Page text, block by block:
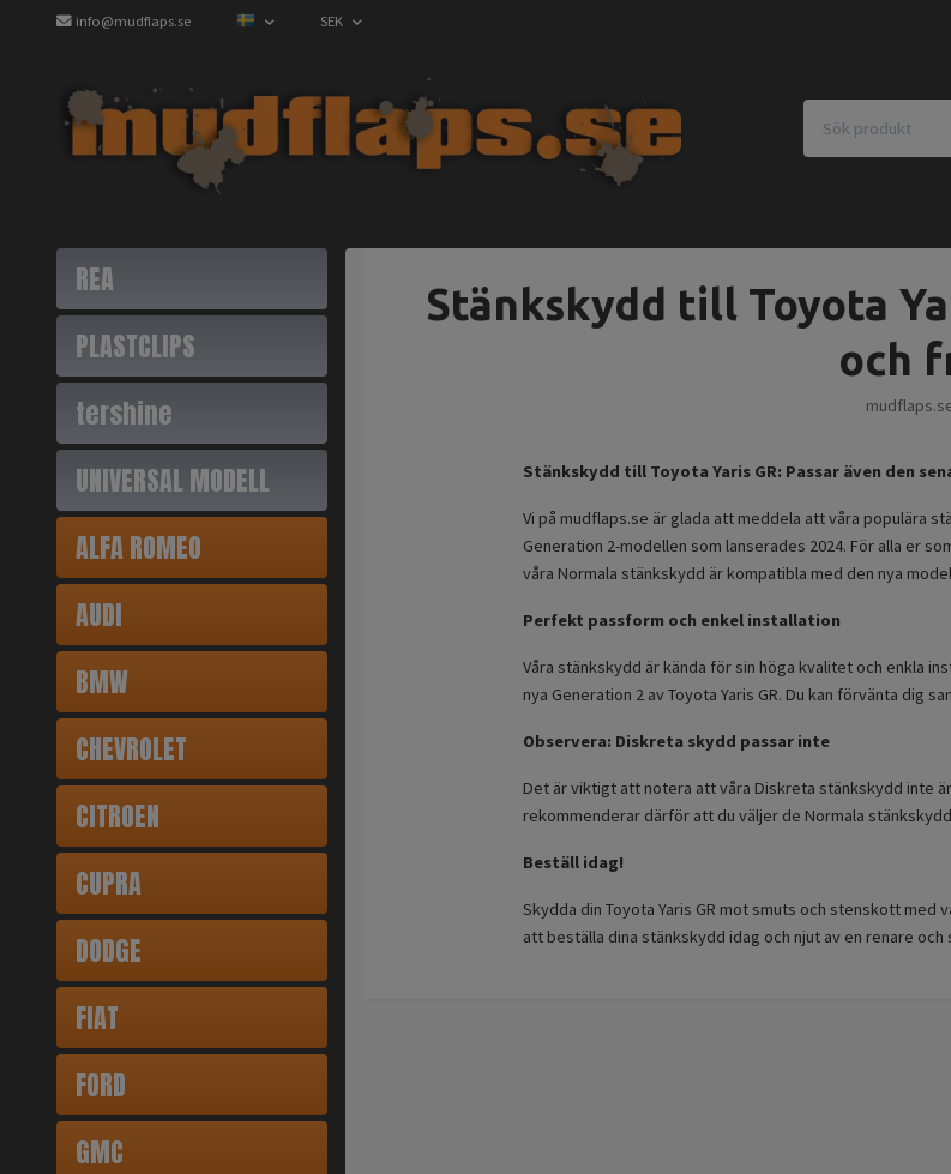
info@mudflaps.se SEK
REA
PLASTCLIPS
tershine
UNIVERSAL MODELL
ALFA ROMEO
AUDI
BMW
CHEVROLET
CITROEN
CUPRA
DODGE
FIAT
FORD
GMC
Stänkskydd till Toyota
och
Stänkskydd till Toyota Yaris GR: Passar även den
Vi på mudflaps.se är glada att meddela att våra populära
Generation 2-modellen som lanserades 2024. För alla er
våra Normala stänkskydd är kompatibla med den nya
Perfekt passform och enkel installation
Våra stänkskydd är kända för sin höga kvalitet och enkla
nya Generation 2 av Toyota Yaris GR. Du kan förvänta dig
Observera: Diskreta skydd passar inte
Det är viktigt att notera att våra Diskreta stänkskydd inte
rekommenderar därför att du väljer de Normala
Beställ idag!
Skydda din Toyota Yaris GR mot smuts och stenskott
att beställa dina stänkskydd idag och njut av en renare och